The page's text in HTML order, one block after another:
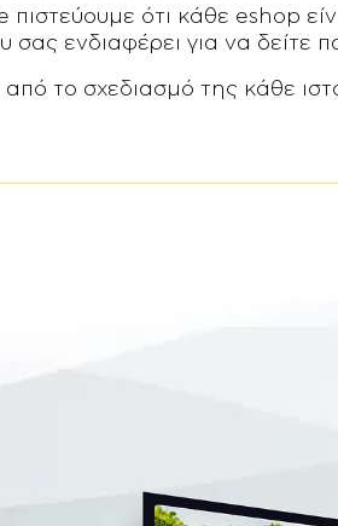
ότι κάθε eshop
σας ενδιαφέρει για να δείτε
το σχεδιασμό της κάθε